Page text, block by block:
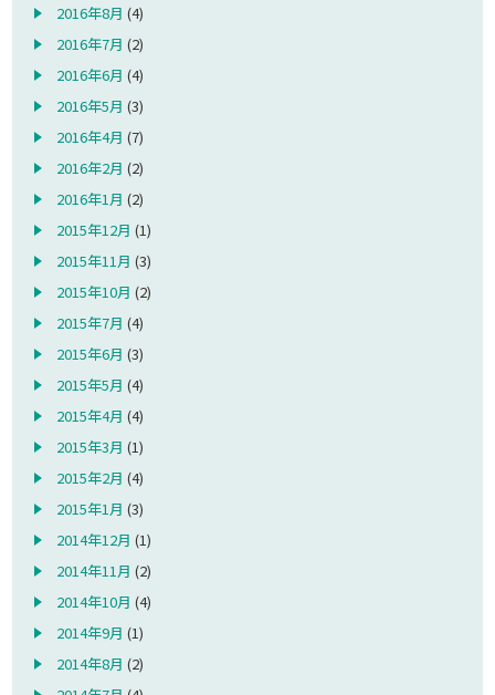
2016年8月 (4)
2016年7月 (2)
2016年6月 (4)
2016年5月 (3)
2016年4月 (7)
2016年2月 (2)
2016年1月 (2)
2015年12月 (1)
2015年11月 (3)
2015年10月 (2)
2015年7月 (4)
2015年6月 (3)
2015年5月 (4)
2015年4月 (4)
2015年3月 (1)
2015年2月 (4)
2015年1月 (3)
2014年12月 (1)
2014年11月 (2)
2014年10月 (4)
2014年9月 (1)
2014年8月 (2)